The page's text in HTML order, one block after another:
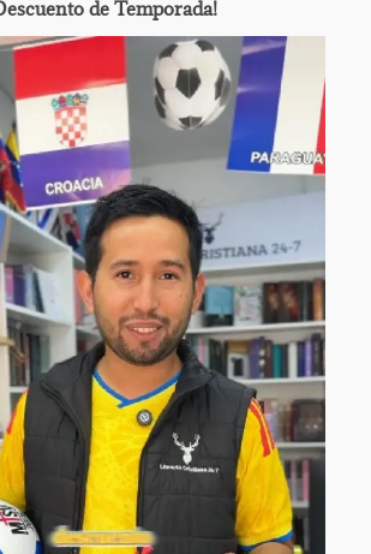
de Temporada!